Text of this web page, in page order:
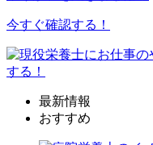
今すぐ確認する！
最新情報
おすすめ